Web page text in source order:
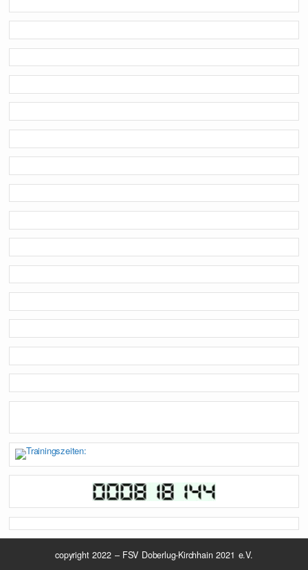
copyright 2022 – FSV Doberlug-Kirchhain 2021 e.V.